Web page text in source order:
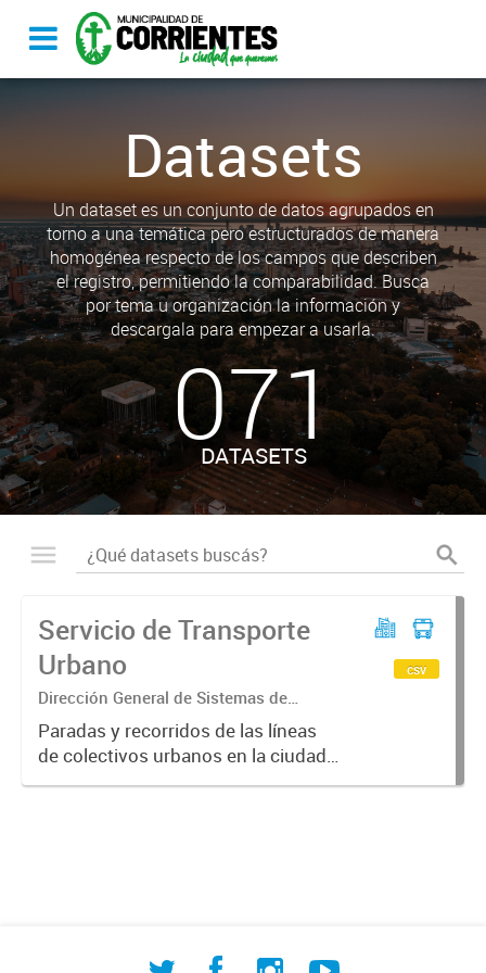
Datasets
Un dataset es un conjunto de datos agrupados en
torno a una temática pero estructurados de manera
homogénea respecto de los campos que describen
el registro, permitiendo la comparabilidad. Busca
por tema u organización la información y
descargala para empezar a usarla.
071
DATASETS
Servicio de Transporte
Urbano
Dirección General de Sistemas de
Información Geográfica
Paradas y recorridos de las líneas
de colectivos urbanos en la ciudad
de Corrientes
csv